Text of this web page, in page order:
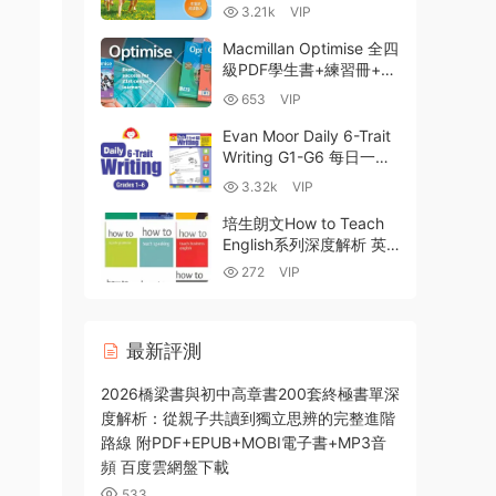
PDF 白闆教學軟件 百度
網盤下載
3.21k VIP
Macmillan Optimise 全四
級PDF學生書+練習冊+配
套MP3音頻 劍橋
KET/PET/FCE終極備考指
南 網盤資源下載
653 VIP
Evan Moor Daily 6-Trait
Writing G1-G6 每日一練
6要素寫作法 全彩PDF 百
度網盤下載-227MB
3.32k VIP
培生朗文How to Teach
English系列深度解析 英
語教師必備教學法指南全
272 VIP
最新評測
2026橋梁書與初中高章書200套終極書單深
度解析：從親子共讀到獨立思辨的完整進階
路線 附PDF+EPUB+MOBI電子書+MP3音
頻 百度雲網盤下載